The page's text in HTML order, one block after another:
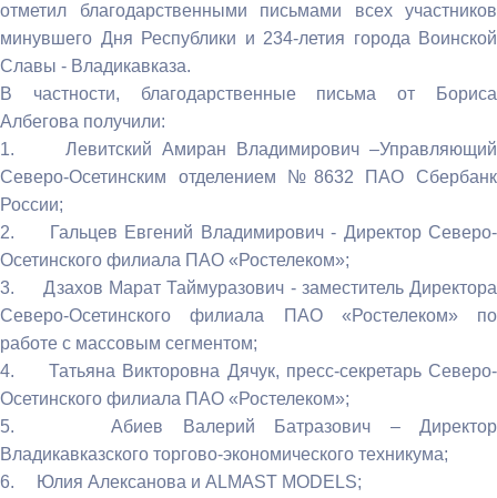
отметил благодарственными письмами всех участников
минувшего Дня Республики и 234-летия города Воинской
Славы - Владикавказа.
В частности, благодарственные письма от Бориса
Албегова получили:
1. Левитский Амиран Владимирович –Управляющий
Северо-Осетинским отделением №8632 ПАО Сбербанк
России;
2. Гальцев Евгений Владимирович - Директор Северо-
Осетинского филиала ПАО «Ростелеком»;
3. Дзахов Марат Таймуразович - заместитель Директора
Северо-Осетинского филиала ПАО «Ростелеком» по
работе с массовым сегментом;
4. Татьяна Викторовна Дячук, пресс-секретарь Северо-
Осетинского филиала ПАО «Ростелеком»;
5. Абиев Валерий Батразович – Директор
Владикавказского торгово-экономического техникума;
6. Юлия Алексанова и ALMAST MODELS;